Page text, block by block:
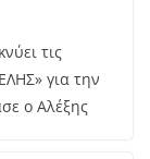
κο
ς
τις
για την
ο Αλέξης